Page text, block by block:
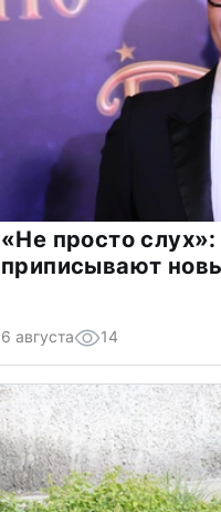
«Не просто
приписывают
6 августа 14